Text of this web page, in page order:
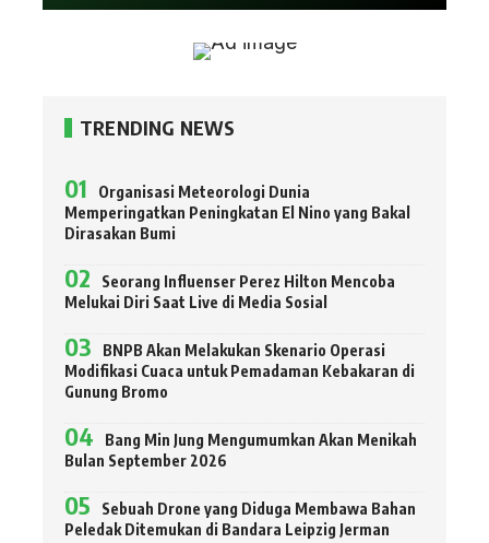
TRENDING NEWS
Organisasi Meteorologi Dunia
Memperingatkan Peningkatan El Nino yang Bakal
Dirasakan Bumi
Seorang Influenser Perez Hilton Mencoba
Melukai Diri Saat Live di Media Sosial
BNPB Akan Melakukan Skenario Operasi
Modifikasi Cuaca untuk Pemadaman Kebakaran di
Gunung Bromo
Bang Min Jung Mengumumkan Akan Menikah
Bulan September 2026
Sebuah Drone yang Diduga Membawa Bahan
Peledak Ditemukan di Bandara Leipzig Jerman